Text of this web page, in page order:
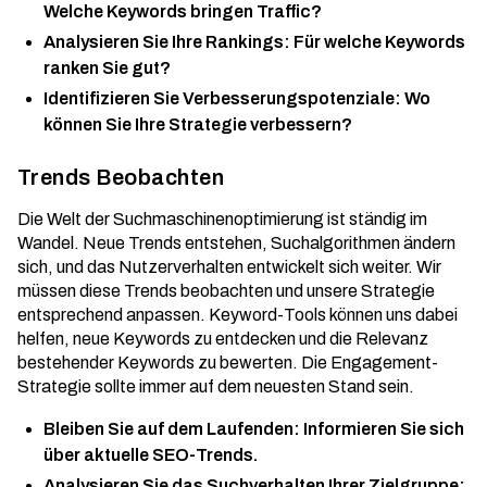
Welche Keywords bringen Traffic?
Analysieren Sie Ihre Rankings: Für welche Keywords
ranken Sie gut?
Identifizieren Sie Verbesserungspotenziale: Wo
können Sie Ihre Strategie verbessern?
Trends Beobachten
Die Welt der Suchmaschinenoptimierung ist ständig im
Wandel. Neue Trends entstehen, Suchalgorithmen ändern
sich, und das Nutzerverhalten entwickelt sich weiter. Wir
müssen diese Trends beobachten und unsere Strategie
entsprechend anpassen. Keyword-Tools können uns dabei
helfen, neue Keywords zu entdecken und die Relevanz
bestehender Keywords zu bewerten. Die Engagement-
Strategiesollte immer auf dem neuesten Stand sein.
Bleiben Sie auf dem Laufenden: Informieren Sie sich
über aktuelle SEO-Trends.